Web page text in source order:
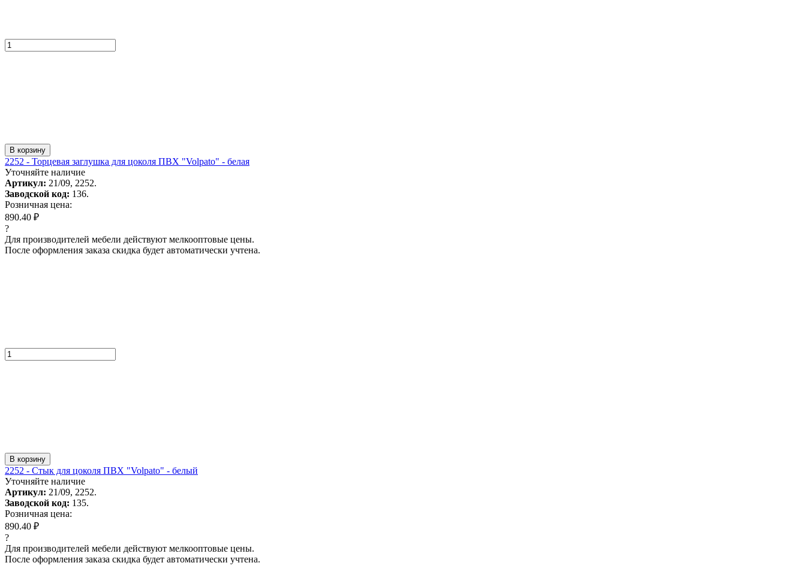
В корзину
2252 - Торцевая заглушка для цоколя ПВХ "Volpato" - белая
Уточняйте наличие
Артикул: 21/09, 2252.
Заводской код: 136.
Розничная цена:
890.40 ₽
?
Для производителей мебели действуют мелкооптовые цены.
После оформления заказа скидка будет автоматически учтена.
В корзину
2252 - Стык для цоколя ПВХ "Volpato" - белый
Уточняйте наличие
Артикул: 21/09, 2252.
Заводской код: 135.
Розничная цена:
890.40 ₽
?
Для производителей мебели действуют мелкооптовые цены.
После оформления заказа скидка будет автоматически учтена.